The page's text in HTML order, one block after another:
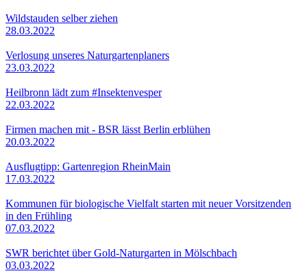
Wildstauden selber ziehen
28.03.2022
Verlosung unseres Naturgartenplaners
23.03.2022
Heilbronn lädt zum #Insektenvesper
22.03.2022
Firmen machen mit - BSR lässt Berlin erblühen
20.03.2022
Ausflugtipp: Gartenregion RheinMain
17.03.2022
Kommunen für biologische Vielfalt starten mit neuer Vorsitzenden
in den Frühling
07.03.2022
SWR berichtet über Gold-Naturgarten in Mölschbach
03.03.2022